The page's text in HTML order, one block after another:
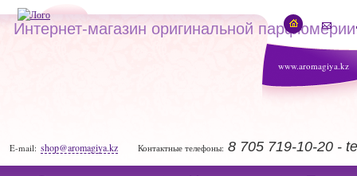
www.aromagiya.kz
Интернет-магазин оригинальной парфюмерии
E-mail: shop@aromagiya.kz Контактные телефоны: 8 705 719-10-20 -